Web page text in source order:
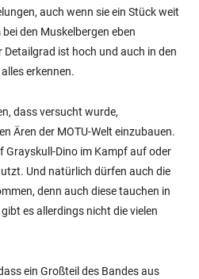
auch wenn sie ein Stück weit
den Muskelbergen eben
ist hoch und auch in den
erkennen.
dass versucht wurde,
Ären der MOTU-Welt einzubauen.
Grayskull-Dino im Kampf auf oder
Und natürlich dürfen auch die
denn auch diese tauchen in
es allerdings nicht die vielen
ein Großteil des Bandes aus